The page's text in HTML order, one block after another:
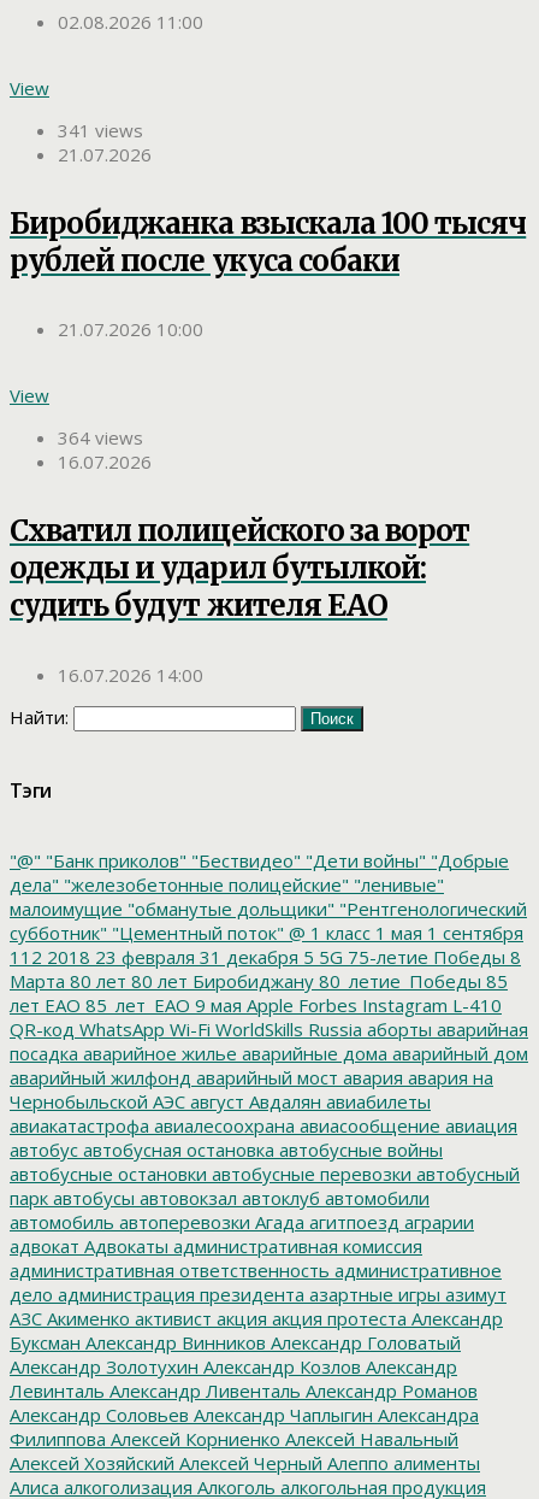
02.08.2026 11:00
View
341 views
21.07.2026
Биробиджанка взыскала 100 тысяч
рублей после укуса собаки
21.07.2026 10:00
View
364 views
16.07.2026
Схватил полицейского за ворот
одежды и ударил бутылкой:
судить будут жителя ЕАО
16.07.2026 14:00
Найти:
Тэги
"@" "Банк приколов" "Бествидео" "Дети войны" "Добрые
дела" "железобетонные полицейские" "ленивые"
малоимущие "обманутые дольщики" "Рентгенологический
субботник" "Цементный поток" @ 1 класс 1 мая 1 сентября
112 2018 23 февраля 31 декабря 5 5G 75-летие Победы 8
Марта 80 лет 80 лет Биробиджану 80_летие_Победы 85
лет ЕАО 85_лет_ЕАО 9 мая Apple Forbes Instagram L-410
QR-код WhatsApp Wi-Fi WorldSkills Russia аборты аварийная
посадка аварийное жилье аварийные дома аварийный дом
аварийный жилфонд аварийный мост авария авария на
Чернобыльской АЭС август Авдалян авиабилеты
авиакатастрофа авиалесоохрана авиасообщение авиация
автобус автобусная остановка автобусные войны
автобусные остановки автобусные перевозки автобусный
парк автобусы автовокзал автоклуб автомобили
автомобиль автоперевозки Агада агитпоезд аграрии
адвокат Адвокаты административная комиссия
административная ответственность административное
дело администрация президента азартные игры азимут
АЗС Акименко активист акция акция протеста Александр
Буксман Александр Винников Александр Головатый
Александр Золотухин Александр Козлов Александр
Левинталь Александр Ливенталь Александр Романов
Александр Соловьев Александр Чаплыгин Александра
Филиппова Алексей Корниенко Алексей Навальный
Алексей Хозяйский Алексей Черный Алеппо алименты
Алиса алкоголизация Алкоголь алкогольная продукция